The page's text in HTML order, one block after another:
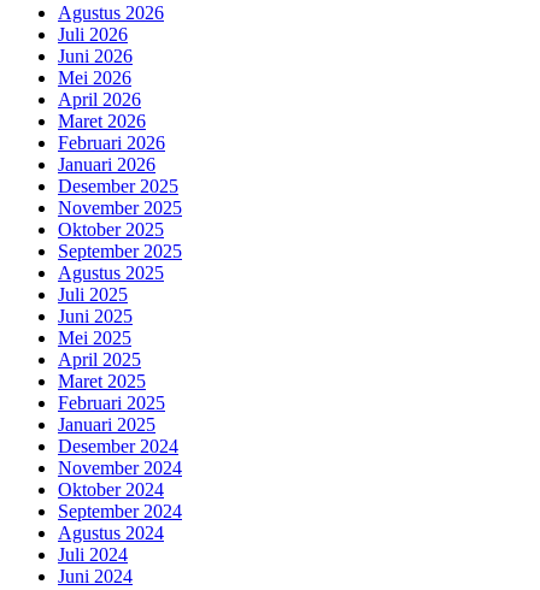
Agustus 2026
Juli 2026
Juni 2026
Mei 2026
April 2026
Maret 2026
Februari 2026
Januari 2026
Desember 2025
November 2025
Oktober 2025
September 2025
Agustus 2025
Juli 2025
Juni 2025
Mei 2025
April 2025
Maret 2025
Februari 2025
Januari 2025
Desember 2024
November 2024
Oktober 2024
September 2024
Agustus 2024
Juli 2024
Juni 2024